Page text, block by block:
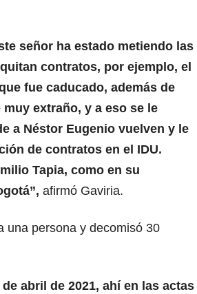
señor ha estado metiendo las
contratos, por ejemplo, el
fue caducado, además de
extraño, y a eso se le
a Néstor Eugenio vuelven y le
de contratos en el IDU.
Tapia, como en su
afirmó Gaviria.
una persona y decomisó 30
abril de 2021, ahí en las actas